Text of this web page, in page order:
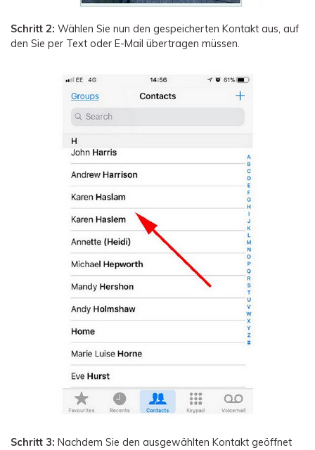
Schritt 2: Wählen Sie nun den gespeicherten Kontakt aus, auf
den Sie per Text oder E-Mail übertragen müssen.
Schritt 3: Nachdem Sie den ausgewählten Kontakt geöffnet